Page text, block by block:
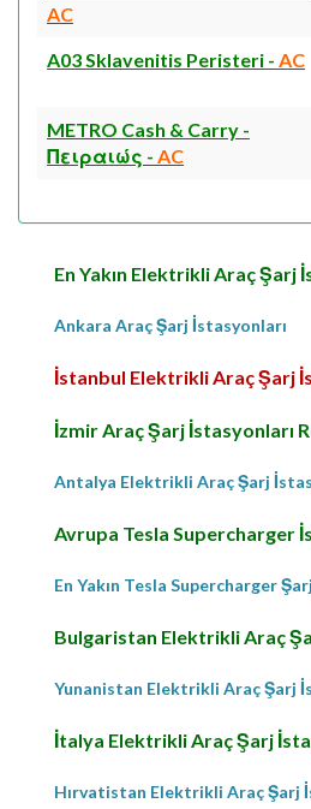
AC
A03 Sklavenitis Peristeri - AC
METRO Cash & Carry -
Πειραιώς - AC
En Yakın Elektrikli Araç Şarj
Ankara Araç Şarj İstasyonları
İstanbul Elektrikli Araç Şarj
İzmir Araç Şarj İstasyonları
Antalya Elektrikli Araç Şarj
Avrupa Tesla Supercharger
En Yakın Tesla Supercharger
Bulgaristan Elektrikli Araç
Yunanistan Elektrikli Araç Şarj
İtalya Elektrikli Araç Şarj
Hırvatistan Elektrikli Araç Şarj